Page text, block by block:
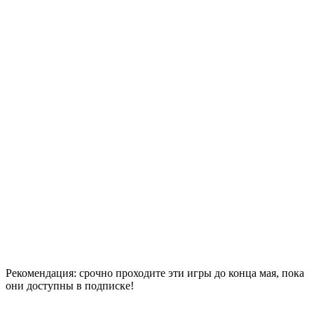
Рекомендация: срочно проходите эти игры до конца мая, пока
они доступны в подписке!